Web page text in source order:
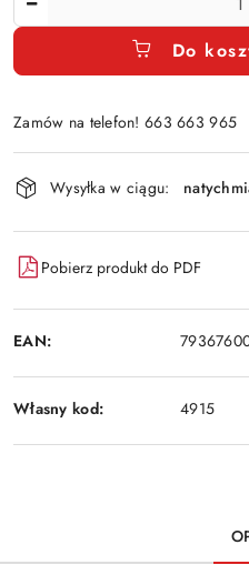
Do
Zamów na telefon! 663 663 965
Dostępność
i
dostawa
Wysyłka w ciągu:
Pobierz produkt do PDF
EAN:
Własny kod: 4915